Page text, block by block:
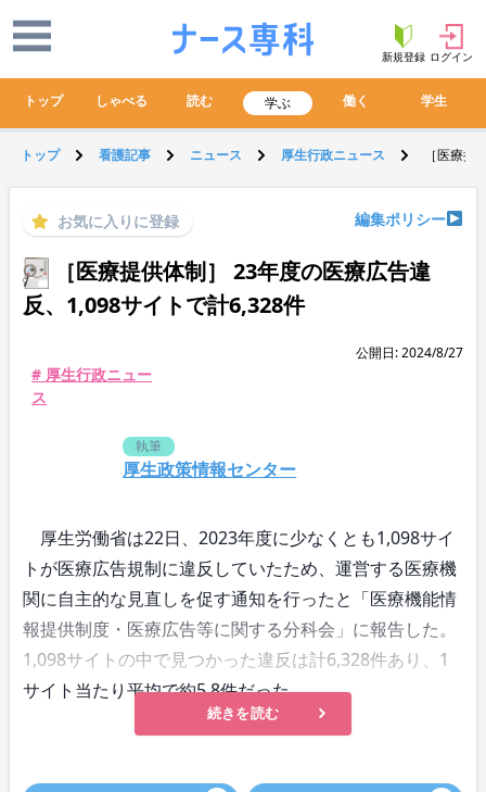
新規登録 ログイン
トップ しゃべる 読む 学ぶ 働く 学生
トップ 看護記事 ニュース 厚生行政ニュース ［医療
お気に入りに登録 編集ポリシー
［医療提供体制］ 23年度の医療広告違
反、1,098サイトで計6,328件
公開日: 2024/8/27
# 厚生行政ニュー
ス
執筆
厚生政策情報センター
厚生労働省は22日、2023年度に少なくとも1,098サイ
トが医療広告規制に違反していたため、運営する医療機
関に自主的な見直しを促す通知を行ったと「医療機能情
報提供制度・医療広告等に関する分科会」に報告した。
1,098サイトの中で見つかった違反は計6,328件あり、1
サイト当たり平均で約5.8件だった。
続きを読む